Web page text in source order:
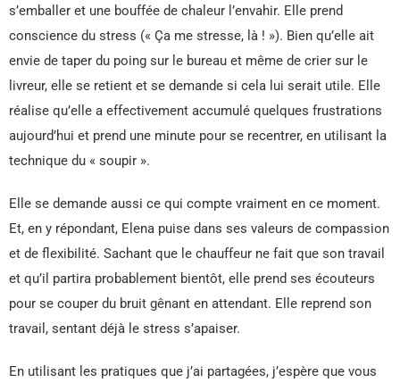
s’emballer et une bouffée de chaleur l’envahir. Elle prend
conscience du stress (« Ça me stresse, là ! »). Bien qu’elle ait
envie de taper du poing sur le bureau et même de crier sur le
livreur, elle se retient et se demande si cela lui serait utile. Elle
réalise qu’elle a effectivement accumulé quelques frustrations
aujourd’hui et prend une minute pour se recentrer, en utilisant la
technique du « soupir ».
Elle se demande aussi ce qui compte vraiment en ce moment.
Et, en y répondant, Elena puise dans ses valeurs de compassion
et de flexibilité. Sachant que le chauffeur ne fait que son travail
et qu’il partira probablement bientôt, elle prend ses écouteurs
pour se couper du bruit gênant en attendant. Elle reprend son
travail, sentant déjà le stress s’apaiser.
En utilisant les pratiques que j’ai partagées, j’espère que vous